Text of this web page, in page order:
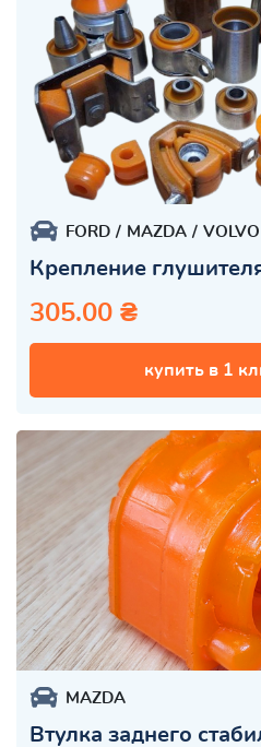
FORD MAZDA VOLVO
Крепление
305.00 ₴
купить в 1
MAZDA
Втулка заднего